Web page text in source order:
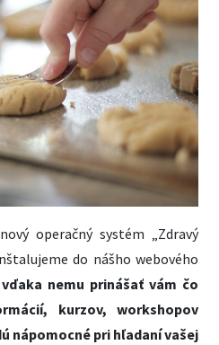
operačný systém „Zdravý
do nášho webového
nemu prinášať vám čo
kurzov, workshopov
nápomocné pri hľadaní vašej